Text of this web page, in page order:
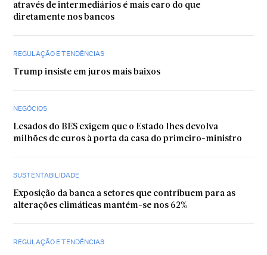
através de intermediários é mais caro do que
diretamente nos bancos
REGULAÇÃO E TENDÊNCIAS
Trump insiste em juros mais baixos
NEGÓCIOS
Lesados do BES exigem que o Estado lhes devolva
milhões de euros à porta da casa do primeiro-ministro
SUSTENTABILIDADE
Exposição da banca a setores que contribuem para as
alterações climáticas mantém-se nos 62%
REGULAÇÃO E TENDÊNCIAS